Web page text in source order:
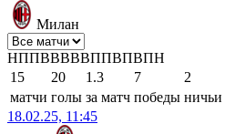
Милан
НППВВВВВППВПВПН
15
20 1.3 7 2
матчи голы за матч победы ничьи
18.02.25, 11:45